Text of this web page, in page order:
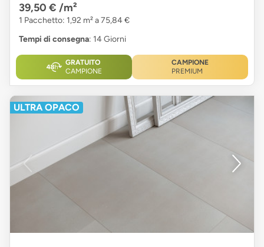
39,50 € /m²
1 Pacchetto: 1,92 m² a 75,84 €
Tempi di consegna: 14 Giorni
GRATUITO
CAMPIONE
CAMPIONE
PREMIUM
ULTRA OPACO